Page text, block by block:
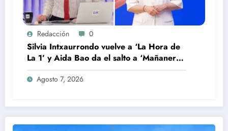
Redacción 0
Silvia Intxaurrondo vuelve a ‘La Hora de
La 1’ y Aida Bao da el salto a ‘Mañaneros
360’
Agosto 7, 2026